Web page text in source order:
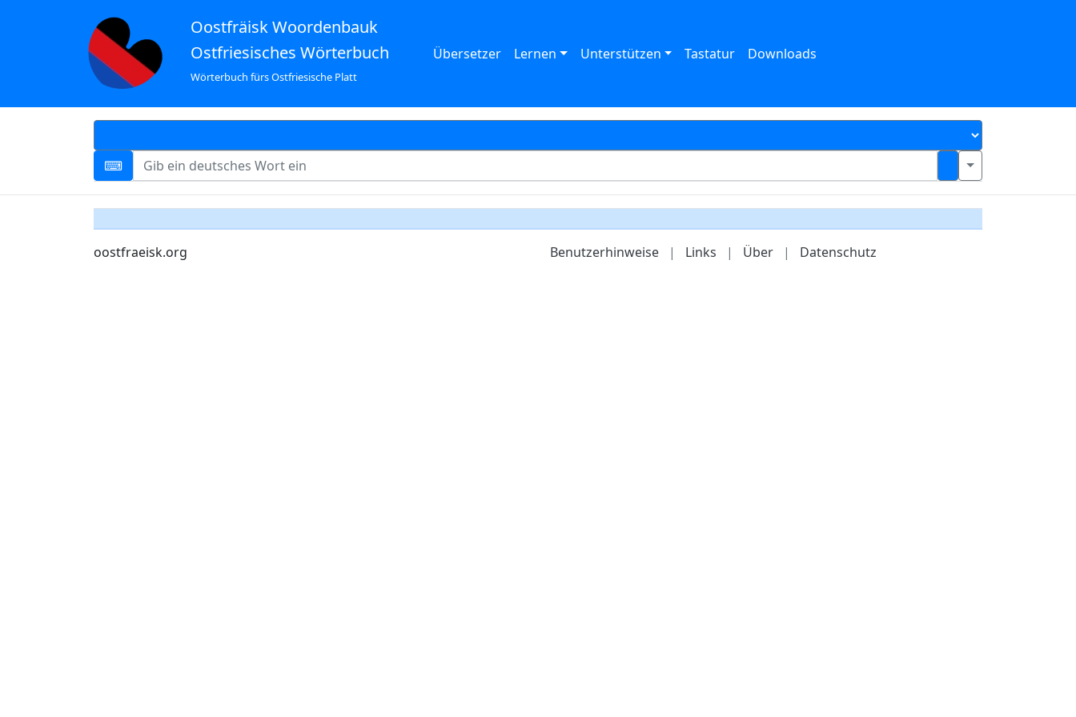
Oostfräisk Woordenbauk
Ostfriesisches Wörterbuch
Wörterbuch fürs Ostfriesische Platt
Übersetzer Lernen Unterstützen Tastatur Downloads
oostfraeisk.org Benutzerhinweise | Links | Über | Datenschutz